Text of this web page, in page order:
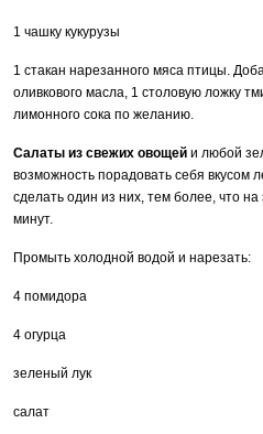
1 чашку кукурузы
1 стакан нарезанного мяса птицы.
оливкового масла, 1 столовую ложку
лимонного сока по желанию.
Салаты из свежих овощей и любой
возможность порадовать себя вкусом
сделать один из них, тем более, что на
минут.
Промыть холодной водой и нарезать:
4 помидора
4 огурца
зеленый лук
салат